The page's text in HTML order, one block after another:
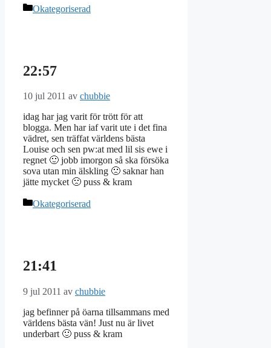
Kategorier
Okategoriserad
22:57
10 jul 2011 av chubbie
idag har jag varit för trött för att
blogga. Men har iaf varit ute i det fina
vädret, sen träffat världens bästa
Louise och sen pw:at med lil sis ewe i
regnet 🙂 jobb imorgon så ska försöka
sova utan min älskling 🙁 saknar han
jätte mycket 🙁 puss & kram
Kategorier
Okategoriserad
21:41
9 jul 2011 av chubbie
jag befinner på öarna tillsammans med
världens bästa vän! Just nu är livet
underbart 🙂 puss & kram